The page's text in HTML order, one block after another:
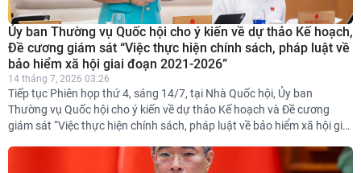
Ủy ban Thường vụ Quốc hội cho ý kiến về dự thảo Kế hoạch,
Đề cương giám sát “Việc thực hiện chính sách, pháp luật về
bảo hiểm xã hội giai đoạn 2021-2026”
14 tháng 7, 2026 03:26
Tiếp tục Phiên họp thứ 4, sáng 14/7, tại Nhà Quốc hội, Ủy ban
Thường vụ Quốc hội cho ý kiến về dự thảo Kế hoạch và Đề cương
giám sát “Việc thực hiện chính sách, pháp luật về bảo hiểm xã hội giai
Nguyễn Thị Thanh điều hành phiên họp.